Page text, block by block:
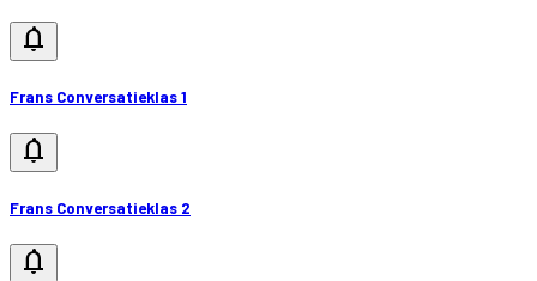
notifications
Frans Conversatieklas 1
notifications
Frans Conversatieklas 2
notifications